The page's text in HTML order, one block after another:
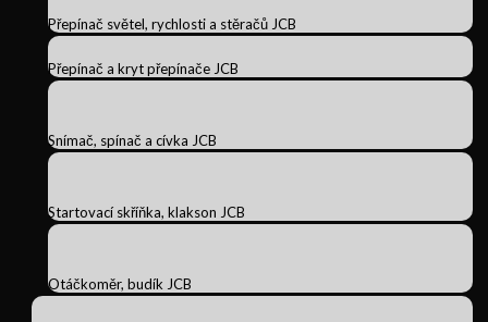
Přepínač světel, rychlosti a stěračů JCB
Přepínač a kryt přepínače JCB
Snímač, spínač a cívka JCB
Startovací skříňka, klakson JCB
Otáčkoměr, budík JCB